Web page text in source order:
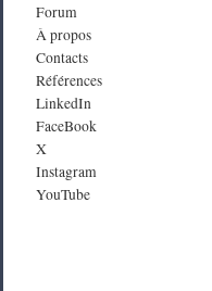
Forum
À propos
Contacts
Références
LinkedIn
FaceBook
X
Instagram
YouTube